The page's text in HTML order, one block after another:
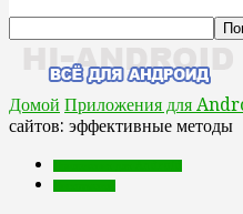
Домой Приложения для
сайтов: эффективные методы